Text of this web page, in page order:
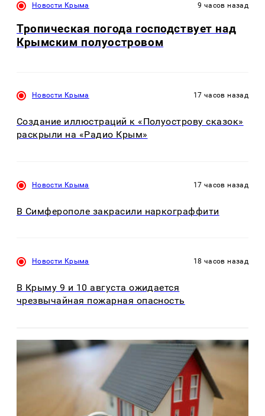
Новости Крыма 9 часов назад
Тропическая погода господствует над
Крымским полуостровом
Новости Крыма 17 часов назад
Создание иллюстраций к «Полуострову сказок»
раскрыли на «Радио Крым»
Новости Крыма 17 часов назад
В Симферополе закрасили наркограффити
Новости Крыма 18 часов назад
В Крыму 9 и 10 августа ожидается
чрезвычайная пожарная опасность